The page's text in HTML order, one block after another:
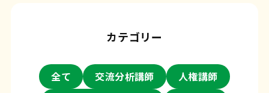
カテゴリー
全て 交流分析講師
人権講師